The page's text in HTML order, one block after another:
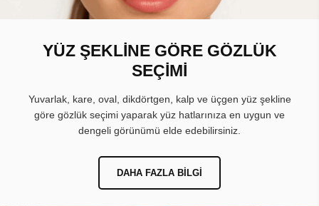
YÜZ ŞEKLİNE GÖRE GÖZLÜK
SEÇİMİ
Yuvarlak, kare, oval, dikdörtgen, kalp ve üçgen yüz şekline
göre gözlük seçimi yaparak yüz hatlarınıza en uygun ve
dengeli görünümü elde edebilirsiniz.
DAHA FAZLA BILGI